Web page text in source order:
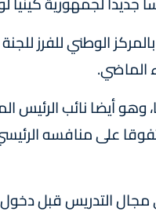
الماضي.
مجال التدريس قبل